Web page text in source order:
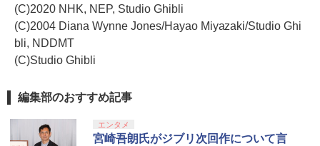
(C)2020 NHK, NEP, Studio Ghibli
(C)2004 Diana Wynne Jones/Hayao Miyazaki/Studio Ghi
bli, NDDMT
(C)Studio Ghibli
編集部のおすすめ記事
エンタメ
宮崎吾朗氏がジブリ次回作について言